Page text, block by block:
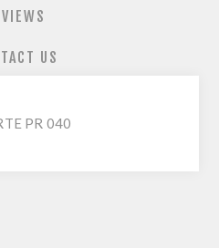
US
PR 040